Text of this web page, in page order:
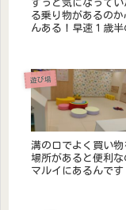
ずっと気になって
る乗り物があるの
んある！早速１歳
遊び場
溝の口でよく買い
場所があると便利
マルイにあるんで